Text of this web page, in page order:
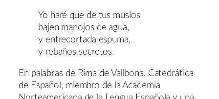
Yo haré que de tus muslos
bajen manojos de agua,
y entrecortada espuma,
y rebaños secretos.
En palabras de Rima de Vallbona, Catedrática
de Español, miembro de la Academia